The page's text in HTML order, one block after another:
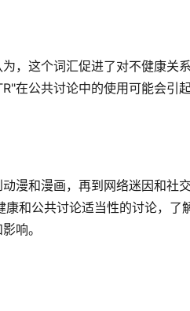
，这个词汇促进了对不健康关
在公共讨论中的使用可能会引
漫和漫画，再到网络迷因和社
和公共讨论适当性的讨论，了
响。